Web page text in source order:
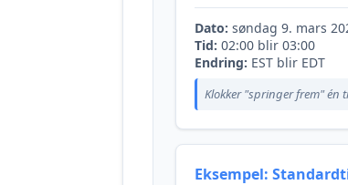
Dato: søndag 9. mars
Tid: 02:00 blir 03:00
Endring: EST blir EDT
Klokker "springer frem" én
Eksempel: